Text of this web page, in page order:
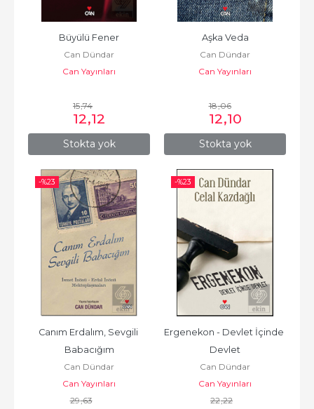
Stokta yok
Büyülü Fener
Can Dündar
Can Yayınları
15,74
12,12
Stokta yok
Aşka Veda
Can Dündar
Can Yayınları
18,06
12,10
-%23
Canım Erdalım, Sevgili
Babacığım
Can Dündar
Can Yayınları
29,63
-%23
Ergenekon - Devlet İçinde
Devlet
Can Dündar
Can Yayınları
22,22